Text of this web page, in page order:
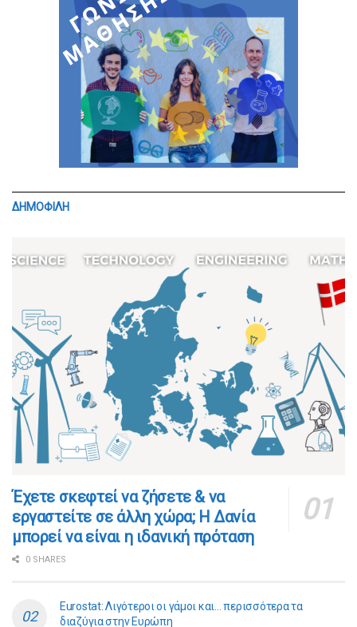
ΔΗΜΟΦΙΛΗ
​​Έχετε σκεφτεί να ζήσετε & να
εργαστείτε σε άλλη χώρα; Η Δανία
μπορεί να είναι η ιδανική πρόταση
0 SHARES
Eurostat: Λιγότεροι οι γάμοι και… περισσότερα τα
διαζύγια στην Ευρώπη